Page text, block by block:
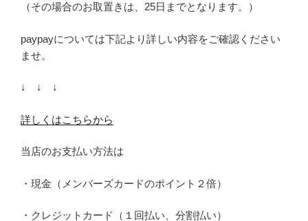
（その場合のお取置きは、25日までとなります。）
paypayについては下記より詳しい内容をご確認ください
ませ。
↓ ↓ ↓
詳しくはこちらから
当店のお支払い方法は
・現金（メンバーズカードのポイント２倍）
・クレジットカード（１回払い、分割払い）